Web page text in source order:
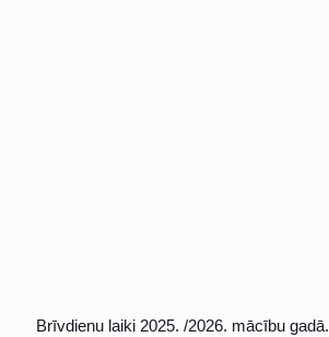
Brīvdienu laiki 2025. /2026. mācību gadā.